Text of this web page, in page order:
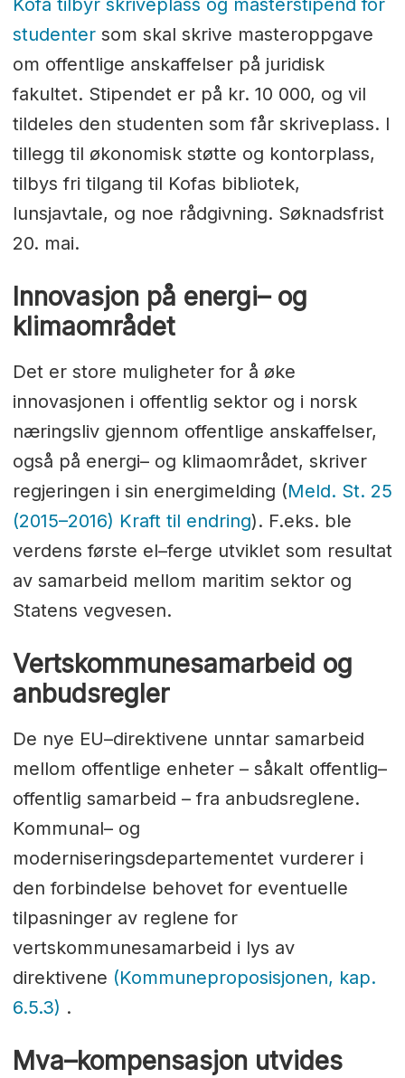
Kofa tilbyr skriveplass og masterstipend for
studentersom skal skrive masteroppgave
om offentlige anskaffelser på juridisk
fakultet. Stipendet er på kr. 10 000, og vil
tildeles den studenten som får skriveplass. I
tillegg til økonomisk støtte og kontorplass,
tilbys fri tilgang til Kofas bibliotek,
lunsjavtale, og noe rådgivning. Søknadsfrist
20. mai.
Innovasjon på energi– og
klimaområdet
Det er store muligheter for å øke
innovasjonen i offentlig sektor og i norsk
næringsliv gjennom offentlige anskaffelser,
også på energi– og klimaområdet, skriver
regjeringen i sin energimelding (Meld. St. 25
(2015–2016) Kraft til endring). F.eks. ble
verdens første el–ferge utviklet som resultat
av samarbeid mellom maritim sektor og
Statens vegvesen.
Vertskommunesamarbeid og
anbudsregler
De nye EU–direktivene unntar samarbeid
mellom offentlige enheter – såkalt offentlig–
offentlig samarbeid – fra anbudsreglene.
Kommunal– og
moderniseringsdepartementet vurderer i
den forbindelse behovet for eventuelle
tilpasninger av reglene for
vertskommunesamarbeid i lys av
direktivene (Kommuneproposisjonen, kap.
6.5.3) .
Mva–kompensasjon utvides